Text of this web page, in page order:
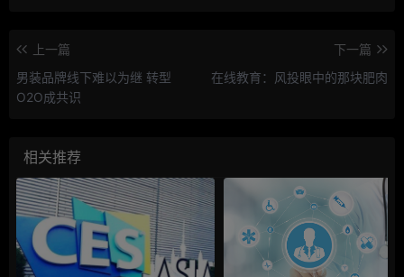
上一篇
男装品牌线下难以为继 转型
O2O成共识
下一篇
在线教育：风投眼中的那块肥肉
相关推荐